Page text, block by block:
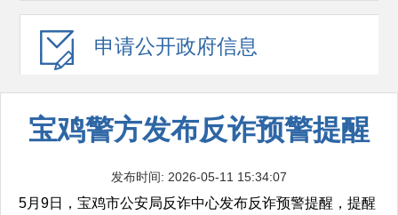
申请公开政府信息
宝鸡警方发布反诈预警提醒
发布时间: 2026-05-11 15:34:07
5月9日，宝鸡市公安局反诈中心发布反诈预警提醒，提醒